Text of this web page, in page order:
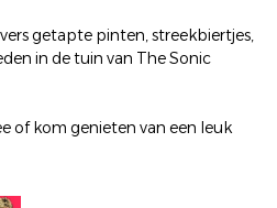
getapte pinten, streekbiertjes,
in de tuin van The Sonic
of kom genieten van een leuk